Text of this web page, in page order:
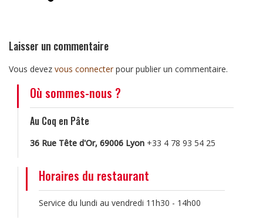
Laisser un commentaire
Vous devez vous connecterpour publier un commentaire.
Où sommes-nous ?
Au Coq en Pâte
36 Rue Tête d'Or, 69006 Lyon +33 4 78 93 54 25
Horaires du restaurant
Service du lundi au vendredi 11h30 - 14h00